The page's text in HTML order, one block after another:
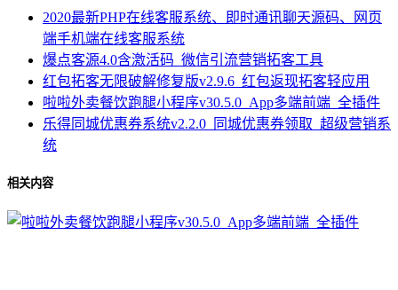
2020最新PHP在线客服系统、即时通讯聊天源码、网页
端手机端在线客服系统
爆点客源4.0含激活码_微信引流营销拓客工具
红包拓客无限破解修复版v2.9.6_红包返现拓客轻应用
啦啦外卖餐饮跑腿小程序v30.5.0_App多端前端_全插件
乐得同城优惠券系统v2.2.0_同城优惠券领取_超级营销系
统
相关内容